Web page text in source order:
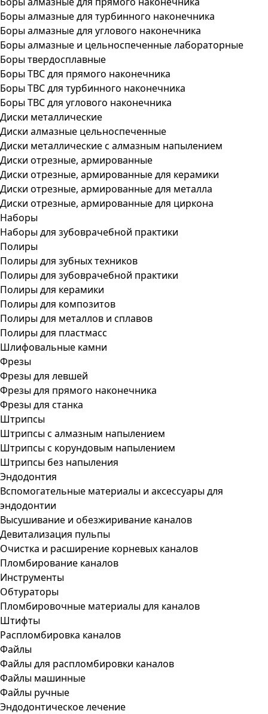
Боры алмазные для турбинного наконечника
Боры алмазные для углового наконечника
Боры алмазные и цельноспеченные лабораторные
Боры твердосплавные
Боры ТВС для прямого наконечника
Боры ТВС для турбинного наконечника
Боры ТВС для углового наконечника
Диски металлические
Диски алмазные цельноспеченные
Диски металлические с алмазным напылением
Диски отрезные, армированные
Диски отрезные, армированные для керамики
Диски отрезные, армированные для металла
Диски отрезные, армированные для циркона
Наборы
Наборы для зубоврачебной практики
Полиры
Полиры для зубных техников
Полиры для зубоврачебной практики
Полиры для керамики
Полиры для композитов
Полиры для металлов и сплавов
Полиры для пластмасс
Шлифовальные камни
Фрезы
Фрезы для левшей
Фрезы для прямого наконечника
Фрезы для станка
Штрипсы
Штрипсы c алмазным напылением
Штрипсы c корундовым напылением
Штрипсы без напыления
Эндодонтия
Вспомогательные материалы и аксессуары для
эндодонтии
Высушивание и обезжиривание каналов
Девитализация пульпы
Очистка и расширение корневых каналов
Пломбирование каналов
Инструменты
Обтураторы
Пломбировочные материалы для каналов
Штифты
Распломбировка каналов
Файлы
Файлы для распломбировки каналов
Файлы машинные
Файлы ручные
Эндодонтическое лечение